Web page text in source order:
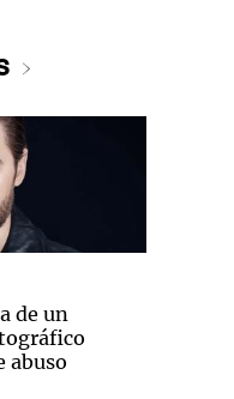
de un
abuso